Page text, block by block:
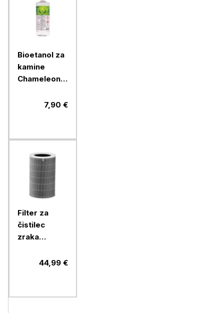
Bioetanol za
kamine
Chameleon
7,90 €
Filter za
čistilec
zraka
Smart air44,99 €